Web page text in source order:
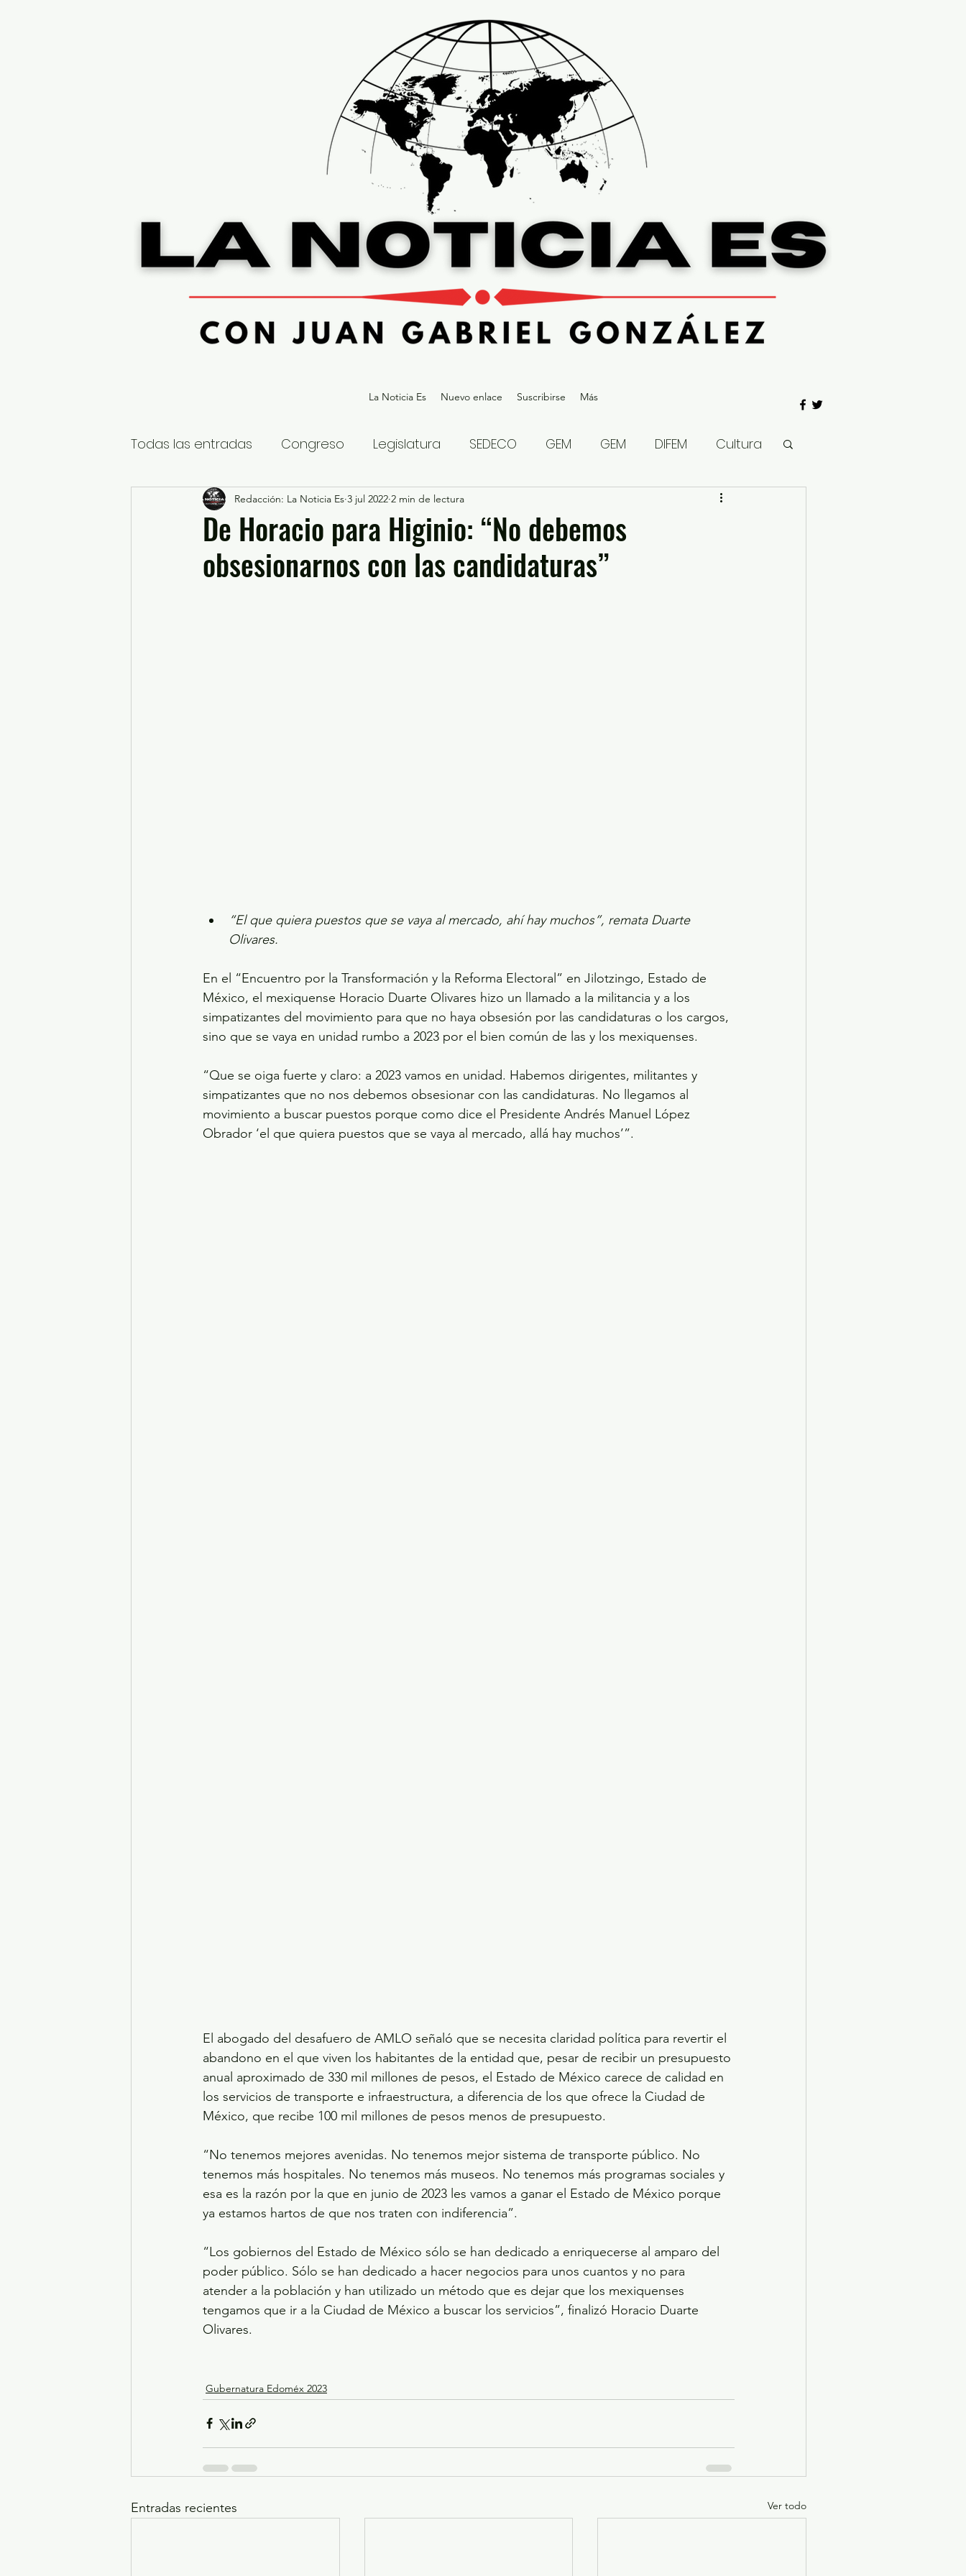
La Noticia Es Nuevo enlace Suscribirse Más
Todas las entradas Congreso Legislatura SEDECO GEM GEM DIFEM Cultura
Nacional Estatal Gubernatura Edoméx 2023
Educación y Cultura Seguridad y Justicia Denuncia Ciudadana
De Horacio para Higinio: “No debemos
obsesionarnos con las candidaturas”
Redacción: La Noticia Es 3 jul 2022 2 min de lectura
“El que quiera puestos que se vaya al mercado, ahí hay muchos”, remata Duarte
Olivares.
En el “Encuentro por la Transformación y la Reforma Electoral” en Jilotzingo, Estado de
México, el mexiquense Horacio Duarte Olivares hizo un llamado a la militancia y a los
simpatizantes del movimiento para que no haya obsesión por las candidaturas o los cargos,
sino que se vaya en unidad rumbo a 2023 por el bien común de las y los mexiquenses.
“Que se oiga fuerte y claro: a 2023 vamos en unidad. Habemos dirigentes, militantes y
simpatizantes que no nos debemos obsesionar con las candidaturas. No llegamos al
movimiento a buscar puestos porque como dice el Presidente Andrés Manuel López
Obrador ‘el que quiera puestos que se vaya al mercado, allá hay muchos’”.
El abogado del desafuero de AMLO señaló que se necesita claridad política para revertir el
abandono en el que viven los habitantes de la entidad que, pesar de recibir un presupuesto
anual aproximado de 330 mil millones de pesos, el Estado de México carece de calidad en
los servicios de transporte e infraestructura, a diferencia de los que ofrece la Ciudad de
México, que recibe 100 mil millones de pesos menos de presupuesto.
“No tenemos mejores avenidas. No tenemos mejor sistema de transporte público. No
tenemos más hospitales. No tenemos más museos. No tenemos más programas sociales y
esa es la razón por la que en junio de 2023 les vamos a ganar el Estado de México porque
ya estamos hartos de que nos traten con indiferencia”.
“Los gobiernos del Estado de México sólo se han dedicado a enriquecerse al amparo del
poder público. Sólo se han dedicado a hacer negocios para unos cuantos y no para
atender a la población y han utilizado un método que es dejar que los mexiquenses
tengamos que ir a la Ciudad de México a buscar los servicios”, finalizó Horacio Duarte
Olivares.
Gubernatura Edoméx 2023
Entradas recientes Ver todo